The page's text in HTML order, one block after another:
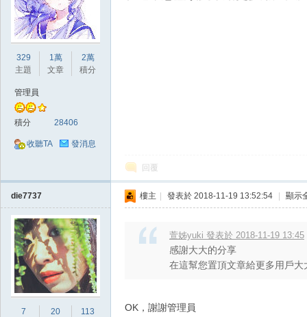
329
主題
1萬
文章
2萬
積分
管理員
積分 28406
收聽TA 發消息
回覆
die7737
7
20
113
樓主 發表於 2018-11-19 13:52:54 顯示
萱姊yuki 發表於 2018-11-19 13:45
感謝大大的分享
在這幫您置頂文章給更多用戶大
OK，謝謝管理員